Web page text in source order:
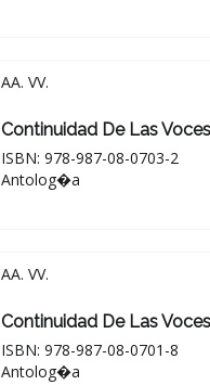
AA. VV.
Continuidad De Las
ISBN: 978-987-08-0703-2
Antolog�a
AA. VV.
Continuidad De Las
ISBN: 978-987-08-0701-8
Antolog�a